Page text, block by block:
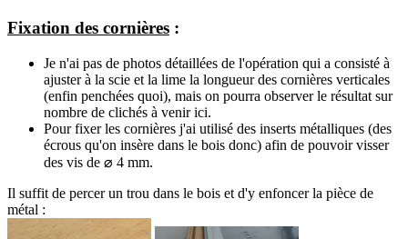
Fixation des cornières :
Je n'ai pas de photos détaillées de l'opération qui a consisté à
ajuster à la scie et la lime la longueur des cornières verticales
(enfin penchées quoi), mais on pourra observer le résultat sur
nombre de clichés à venir ici.
Pour fixer les cornières j'ai utilisé des inserts métalliques (des
écrous qu'on insère dans le bois donc) afin de pouvoir visser
des vis de ⌀ 4 mm.
Il suffit de percer un trou dans le bois et d'y enfoncer la pièce de
métal :